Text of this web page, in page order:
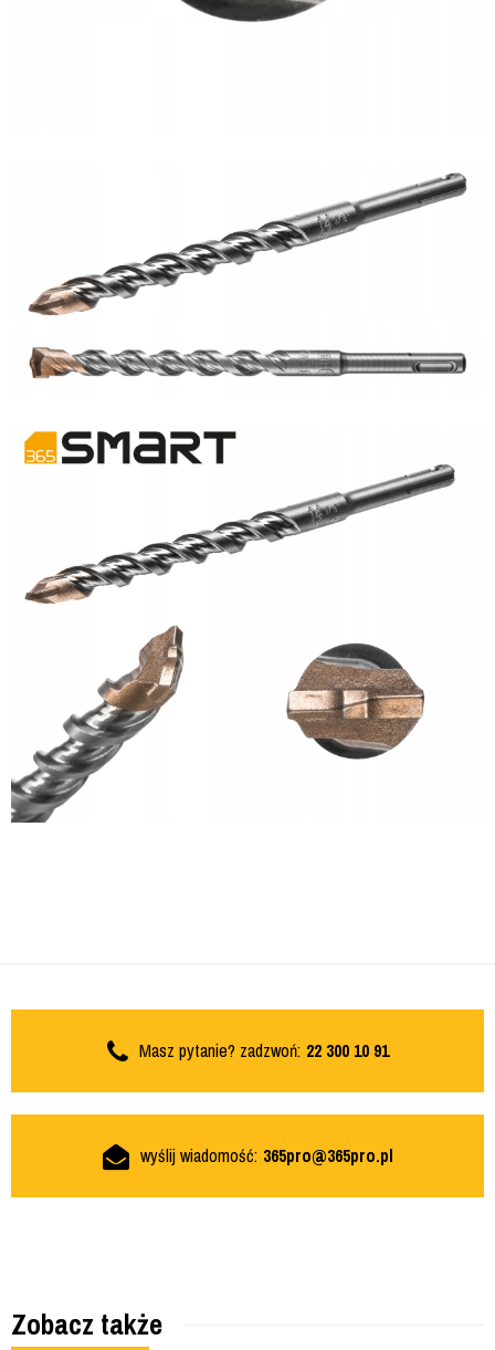
Masz pytanie? zadzwoń: 22 300 10 91
wyślij wiadomość: 365pro@365pro.pl
Zobacz także